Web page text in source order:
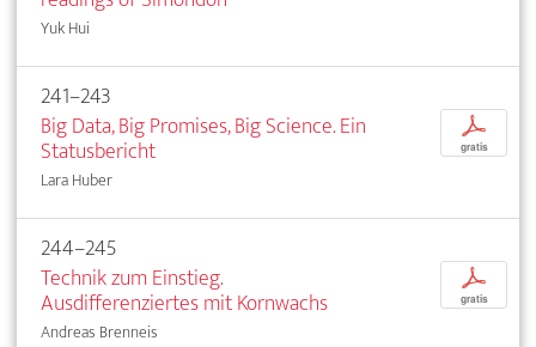
Yuk Hui
241–243
Big Data, Big Promises, Big Science. Ein
Statusbericht
Lara Huber
p
gratis
244–245
Technik zum Einstieg.
Ausdifferenziertes mit Kornwachs
Andreas Brenneis
p
gratis